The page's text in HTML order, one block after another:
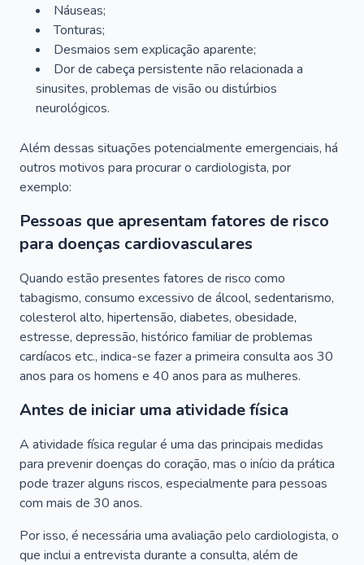
Náuseas;
Tonturas;
Desmaios sem explicação aparente;
Dor de cabeça persistente não relacionada a
sinusites, problemas de visão ou distúrbios
neurológicos.
Além dessas situações potencialmente emergenciais, há
outros motivos para procurar o cardiologista, por
exemplo:
Pessoas que apresentam fatores de risco
para doenças cardiovasculares
Quando estão presentes fatores de risco como
tabagismo, consumo excessivo de álcool, sedentarismo,
colesterol alto, hipertensão, diabetes, obesidade,
estresse, depressão, histórico familiar de problemas
cardíacos etc., indica-se fazer a primeira consulta aos 30
anos para os homens e 40 anos para as mulheres.
Antes de iniciar uma atividade física
A atividade física regular é uma das principais medidas
para prevenir doenças do coração, mas o início da prática
pode trazer alguns riscos, especialmente para pessoas
com mais de 30 anos.
Por isso, é necessária uma avaliação pelo cardiologista, o
que inclui a entrevista durante a consulta, além de